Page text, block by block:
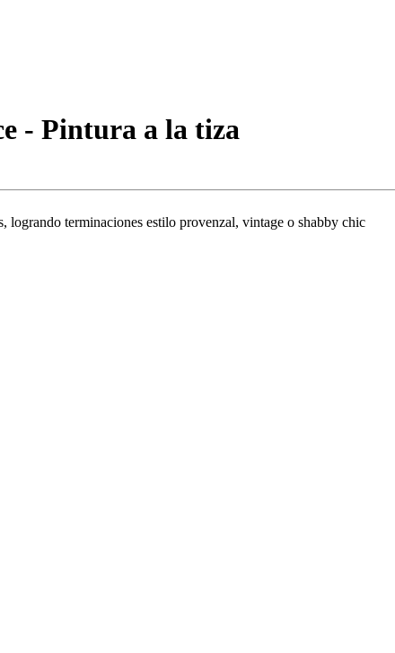
- Pintura a la tiza
logrando terminaciones estilo provenzal, vintage o shabby chic